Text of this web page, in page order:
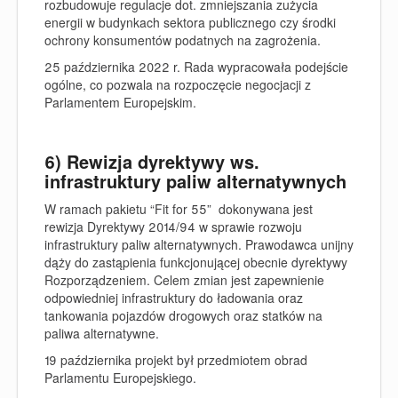
rozbudowuje regulacje dot. zmniejszania zużycia
energii w budynkach sektora publicznego czy środki
ochrony konsumentów podatnych na zagrożenia.
25 października 2022 r. Rada wypracowała podejście
ogólne, co pozwala na rozpoczęcie negocjacji z
Parlamentem Europejskim.
6) Rewizja dyrektywy ws.
infrastruktury paliw alternatywnych
W ramach pakietu “Fit for 55” dokonywana jest
rewizja Dyrektywy 2014/94 w sprawie rozwoju
infrastruktury paliw alternatywnych. Prawodawca unijny
dąży do zastąpienia funkcjonującej obecnie dyrektywy
Rozporządzeniem. Celem zmian jest zapewnienie
odpowiedniej infrastruktury do ładowania oraz
tankowania pojazdów drogowych oraz statków na
paliwa alternatywne.
19 października projekt był przedmiotem obrad
Parlamentu Europejskiego.